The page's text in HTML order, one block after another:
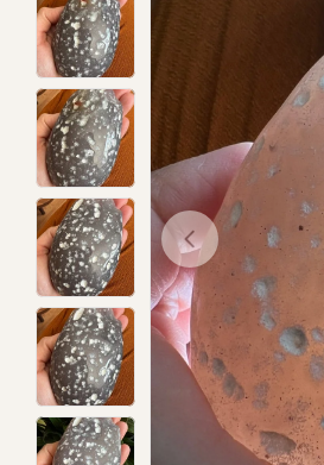
Ouvrir le média 0